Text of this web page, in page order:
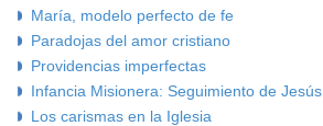
María, modelo perfecto de fe
Paradojas del amor cristiano
Providencias imperfectas
Infancia Misionera: Seguimiento de Jesús
Los carismas en la Iglesia